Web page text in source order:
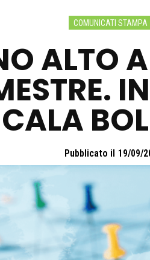
COMUNICATI STAMPA
ALTO
Pubblicato il 19/09/